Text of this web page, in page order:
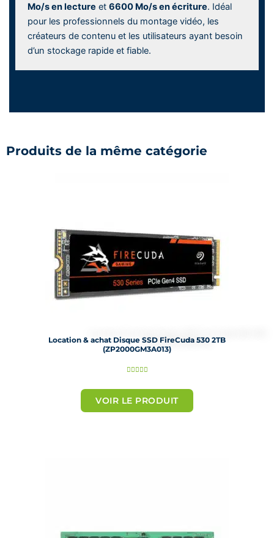
Mo/s en lecture et 6600 Mo/s en écriture. Idéal
pour les professionnels du montage vidéo, les
créateurs de contenu et les utilisateurs ayant besoin
d’un stockage rapide et fiable.
Produits de la même catégorie
Location & achat Disque SSD FireCuda 530 2TB
(ZP2000GM3A013)
N
t
é
VOIR LE PRODUIT